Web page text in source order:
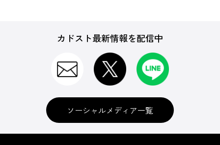
カドスト最新情報を配信中
ソーシャルメディア一覧